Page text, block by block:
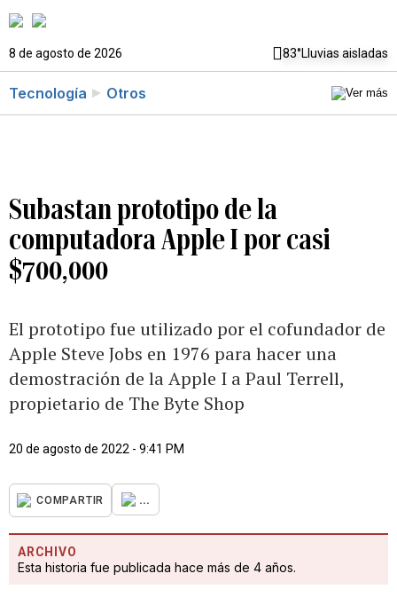
8 de agosto de 2026 83°Lluvias aisladas
Tecnología Otros
Subastan prototipo de la
computadora Apple I por casi
$700,000
El prototipo fue utilizado por el cofundador de
Apple Steve Jobs en 1976 para hacer una
demostración de la Apple I a Paul Terrell,
propietario de The Byte Shop
20 de agosto de 2022 - 9:41 PM
COMPARTIR ...
ARCHIVO
Esta historia fue publicada hace más de 4 años.